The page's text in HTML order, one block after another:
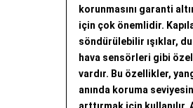
korunmasını garanti
için çok önemlidir.
söndürülebilir ışıklar,
hava sensörleri gibi
vardır. Bu özellikler,
anında koruma